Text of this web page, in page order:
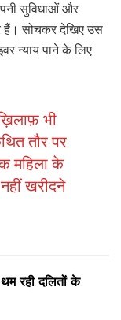
सुविधाओं और
हैं। सोचकर देखिए उस
न्याय पाने के लिए
भी
तौर पर
महिला के
खरीदने
रही दलितों के